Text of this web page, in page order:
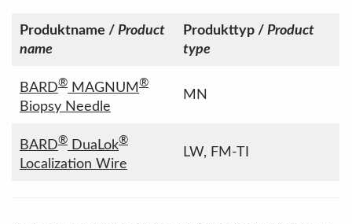
Produktname / Product
name
Produkttyp / Product
type
BARD® MAGNUM ®
Biopsy Needle
MN
BARD® DuaLok®
Localization Wire
LW, FM-TI